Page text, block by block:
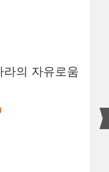
라의 자유로움